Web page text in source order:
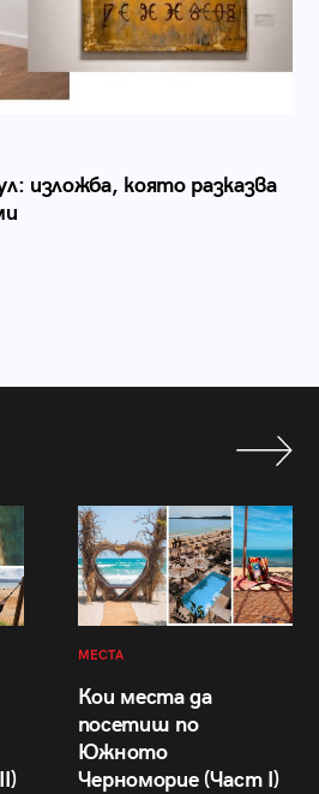
изложба, която разказва
МЕСТА
Кои места да
посетиш по
Южното
Черноморие (Част I)